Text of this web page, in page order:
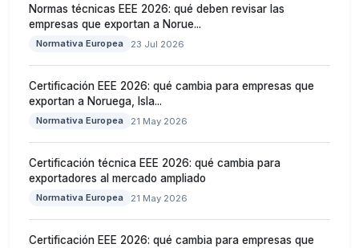
Normas técnicas EEE 2026: qué deben revisar las
empresas que exportan a Norue...
Normativa Europea 23 Jul 2026
Certificación EEE 2026: qué cambia para empresas que
exportan a Noruega, Isla...
Normativa Europea 21 May 2026
Certificación técnica EEE 2026: qué cambia para
exportadores al mercado ampliado
Normativa Europea 21 May 2026
Certificación EEE 2026: qué cambia para empresas que